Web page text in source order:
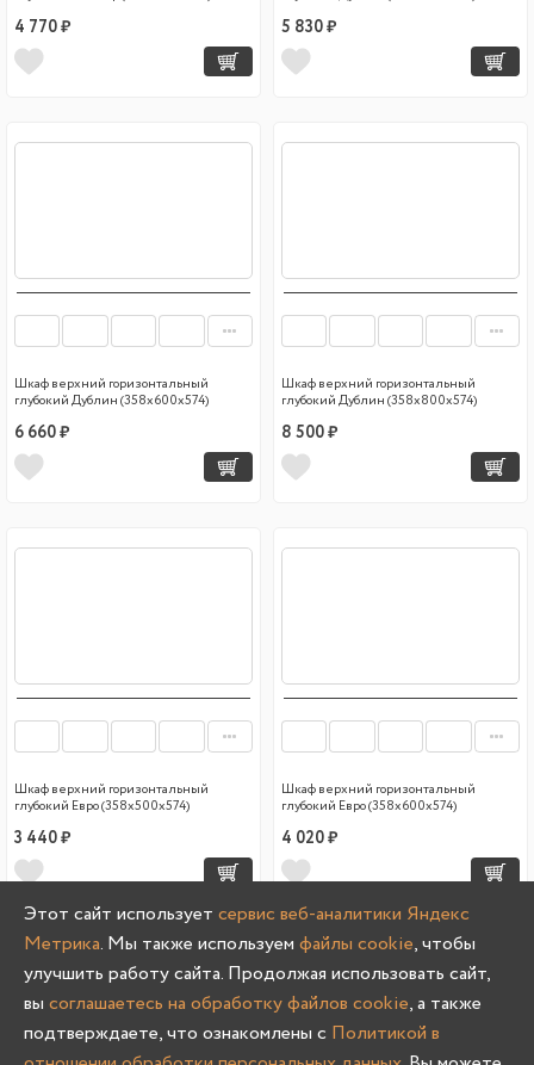
4 770 ₽ 5 830 ₽
Шкаф верхний горизонтальный
глубокий Дублин (358х600х574)
6 660 ₽
Шкаф верхний горизонтальный
глубокий Дублин (358х800х574)
8 500 ₽
Шкаф верхний горизонтальный
глубокий Евро (358х500х574)
3 440 ₽
Шкаф верхний горизонтальный
глубокий Евро (358х600х574)
4 020 ₽
Этот сайт использует сервис веб-аналитики Яндекс
Метрика. Мы также используем файлы cookie, чтобы
улучшить работу сайта. Продолжая использовать сайт,
вы соглашаетесь на обработку файлов cookie, а также
подтверждаете, что ознакомлены с Политикой в